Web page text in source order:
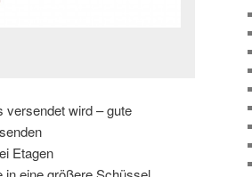
versendet wird – gute
Etagen